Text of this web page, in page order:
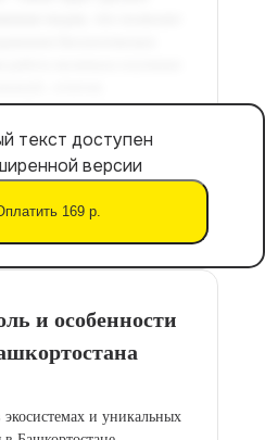
текст доступен
версии
169 р.
и особенности
и уникальных